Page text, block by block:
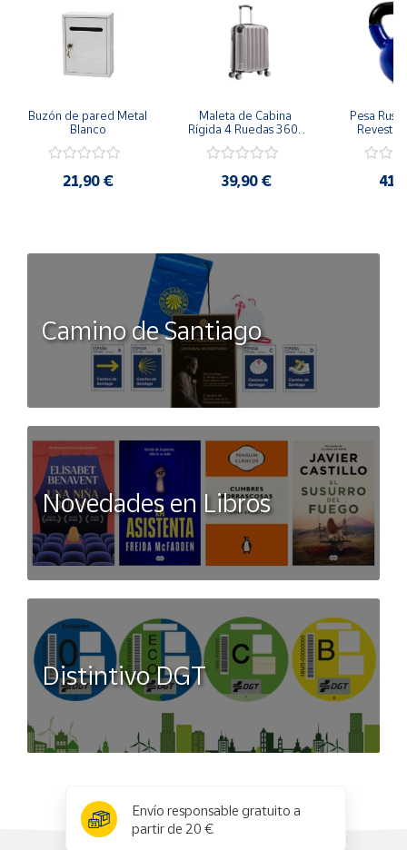
Buzón de pared Metal
Blanco
21,90 €
Maleta de Cabina
Rígida 4 Ruedas 360º
37L
39,90 €
Pesa
Camino de Santiago
Novedades en Libros
Distintivo DGT
Envío responsable gratuito a
partir de 20 €